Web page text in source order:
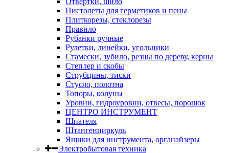
Пистолеты для герметиков и пены
Плиткорезы, стеклорезы
Правило
Рубанки ручные
Рулетки, линейки, угольники
Стамески, зубило, резцы по дереву, керны
Степлер и скобы
Струбцины, тиски
Стусло, полотна
Топоры, колуны
Уровни, гидроуровни, отвесы, порошок
ЦЕНТРО ИНСТРУМЕНТ
Шпателя
Штангенциркуль
Ящики для инструмента, органайзеры
Электробытовая техника